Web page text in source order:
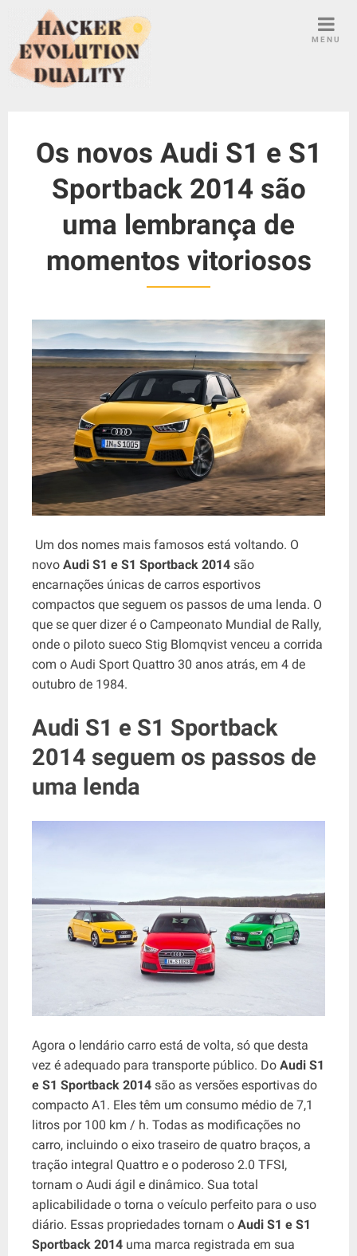
MENU
Os novos Audi S1 ​​e S1
Sportback 2014 são
uma lembrança de
momentos vitoriosos
Um dos nomes mais famosos está voltando. O
novo Audi S1 ​​e S1 Sportback 2014 são
encarnações únicas de carros esportivos
compactos que seguem os passos de uma lenda. O
que se quer dizer é o Campeonato Mundial de Rally,
onde o piloto sueco Stig Blomqvist venceu a corrida
com o Audi Sport Quattro 30 anos atrás, em 4 de
outubro de 1984.
Audi S1 ​​e S1 Sportback
2014 seguem os passos de
uma lenda
Agora o lendário carro está de volta, só que desta
vez é adequado para transporte público. Do Audi S1
​​e S1 Sportback 2014 são as versões esportivas do
compacto A1. Eles têm um consumo médio de 7,1
litros por 100 km / h. Todas as modificações no
carro, incluindo o eixo traseiro de quatro braços, a
tração integral Quattro e o poderoso 2.0 TFSI,
tornam o Audi ágil e dinâmico. Sua total
aplicabilidade o torna o veículo perfeito para o uso
diário. Essas propriedades tornam o Audi S1 ​​e S1
Sportback 2014 uma marca registrada em sua